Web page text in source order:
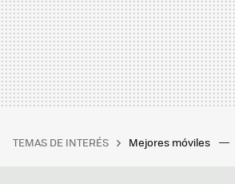
TEMAS DE INTERÉS Mejores móviles